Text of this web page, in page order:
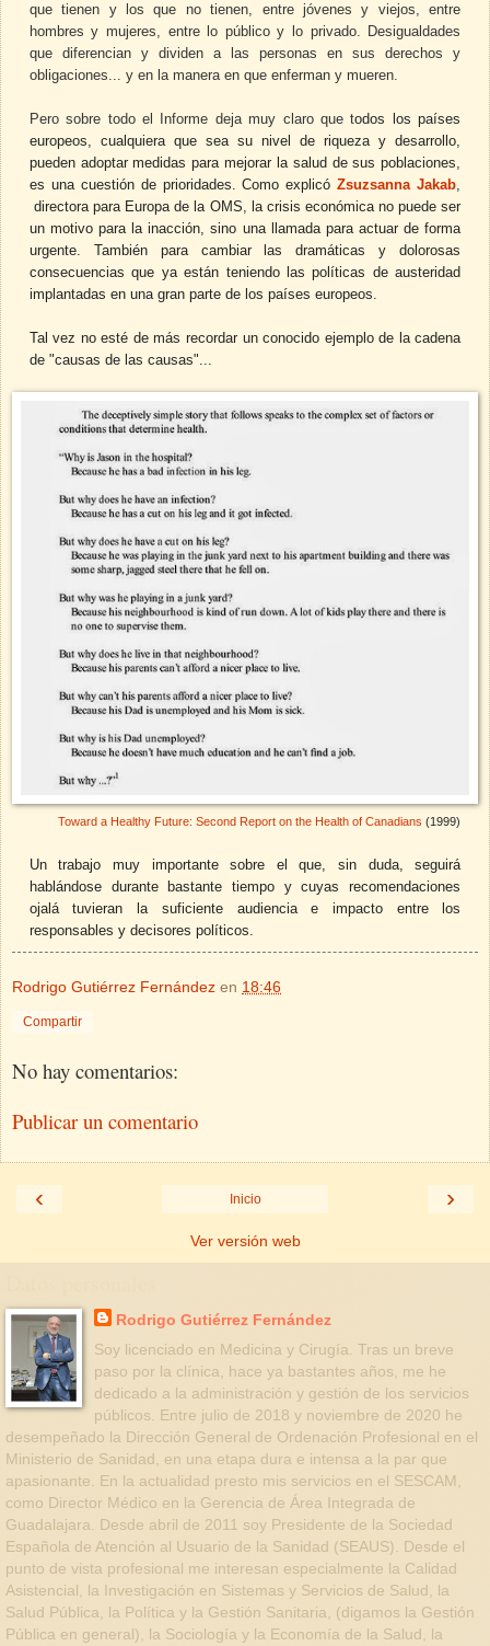
que tienen y los que no tienen, entre jóvenes y viejos, entre
hombres y mujeres, entre lo público y lo privado. Desigualdades
que diferencian y dividen a las personas en sus derechos y
obligaciones... y en la manera en que enferman y mueren.
Pero sobre todo el Informe deja muy claro que todos los países
europeos, cualquiera que sea su nivel de riqueza y desarrollo,
pueden adoptar medidas para mejorar la salud de sus poblaciones,
es una cuestión de prioridades. Como explicóZsuzsanna Jakab,
directora para Europa de la OMS, la crisis económica no puede ser
un motivo para la inacción, sino una llamada para actuar de forma
urgente. También para cambiar las dramáticas y dolorosas
consecuencias que ya están teniendo las políticas de austeridad
implantadas en una gran parte de los países europeos.
Tal vez no esté de más recordar un conocido ejemplo de la cadena
de "causas de las causas"...
Toward a Healthy Future: Second Report on the Health of Canadians (1999)
Un trabajo muy importante sobre el que, sin duda, seguirá
hablándose durante bastante tiempo y cuyas recomendaciones
ojalá tuvieran la suficiente audiencia e impacto entre los
responsables y decisores políticos.
Rodrigo Gutiérrez Fernández en 18:46
Compartir
No hay comentarios:
Publicar un comentario
‹ ›
Inicio
Ver versión web
Rodrigo Gutiérrez Fernández
Soy licenciado en Medicina y Cirugía. Tras un breve
paso por la clínica, hace ya bastantes años, me he
dedicado a la administración y gestión de los servicios
públicos. Entre julio de 2018 y noviembre de 2020 he
desempeñado la Dirección General de Ordenación Profesional en el
Ministerio de Sanidad, en una etapa dura e intensa a la par que
apasionante. En la actualidad presto mis servicios en el SESCAM,
como Director Médico en la Gerencia de Área Integrada de
Guadalajara. Desde abril de 2011 soy Presidente de la Sociedad
Española de Atención al Usuario de la Sanidad (SEAUS). Desde el
punto de vista profesional me interesan especialmente la Calidad
Asistencial, la Investigación en Sistemas y Servicios de Salud, la
Salud Pública, la Política y la Gestión Sanitaria, (digamos la Gestión
Pública en general), la Sociología y la Economía de la Salud, la